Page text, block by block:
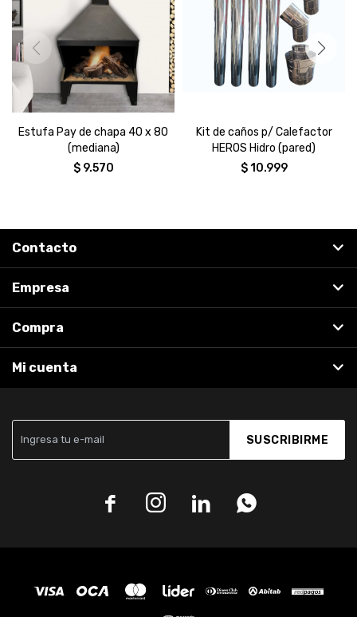
Estufa Pay de chapa 40 x 80
(mediana)
$ 9.570
Kit de caños p/ Calefactor
HEROS Hidro (pared)
$ 10.999
SUSCRIBIRME
   
Contacto
Empresa
Compra
Mi cuenta